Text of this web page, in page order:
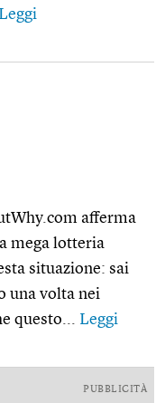
Leggi
afferma
mega lotteria
situazione: sai
una volta nei
questo... Leggi
PUBBLICITÀ